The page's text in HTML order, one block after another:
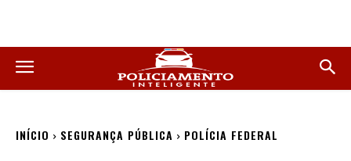
INÍCIO SEGURANÇA PÚBLICA POLÍCIA FEDERAL